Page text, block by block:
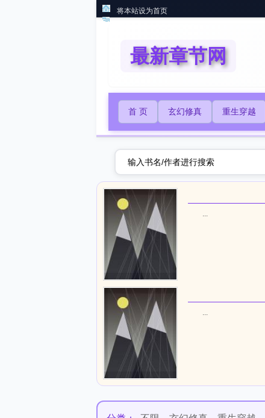
将本站设为首页
最新章节网
首 页 玄幻修真 重生穿越
...
...